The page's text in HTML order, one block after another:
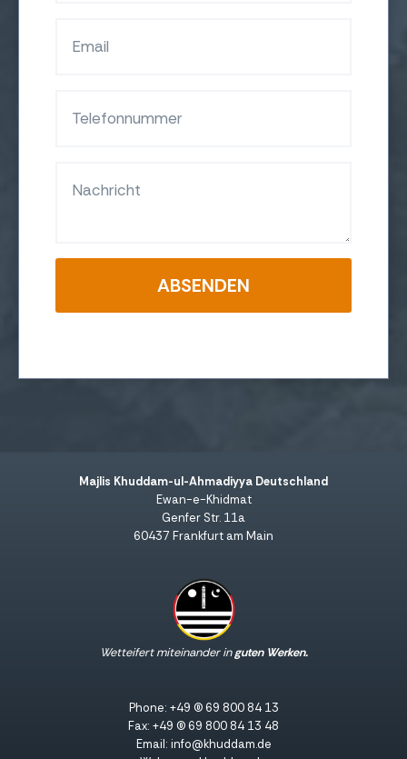
ABSENDEN
Majlis Khuddam-ul-Ahmadiyya Deutschland
Ewan-e-Khidmat
Genfer Str. 11a
60437 Frankfurt am Main
Wetteifert miteinander inguten Werken.
Phone: +49 (0) 69 800 84 13
Fax: +49 (0) 69 800 84 13 48
Email: info@khuddam.de